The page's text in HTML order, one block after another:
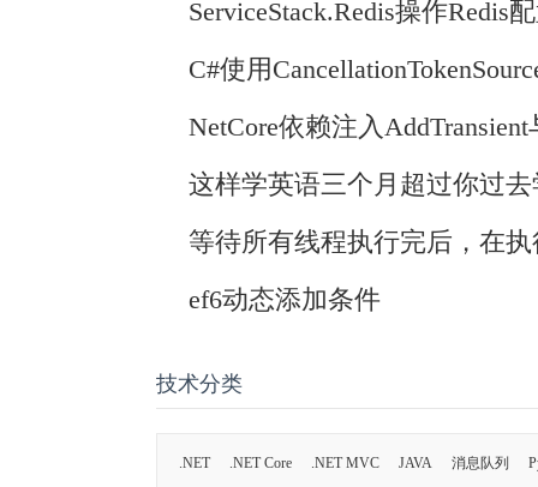
ServiceStack.Redis操作Redis
C#使用
NetCore依赖注入AddTransient
这样学英语三个月超过你过
等待所有线程执行完后，在
ef6动态添加条件
技术分类
.NET .NET Core .NET MVC JAVA 消息队列